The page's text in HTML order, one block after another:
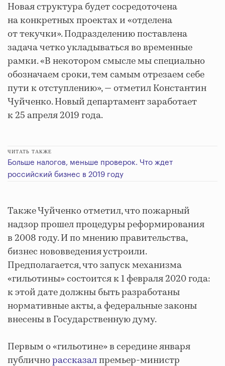
Новая структура будет сосредоточена
на конкретных проектах и «отделена
от текучки». Подразделению поставлена
задача четко укладываться во временные
рамки. «В некотором смысле мы специально
обозначаем сроки, тем самым отрезаем себе
пути к отступлению», — отметил Константин
Чуйченко. Новый департамент заработает
к 25 апреля 2019 года.
ЧИТАТЬ ТАКЖЕ
Больше налогов, меньше проверок. Что ждет
российский бизнес в 2019 году
Также Чуйченко отметил, что пожарный
надзор прошел процедуры реформирования
в 2008 году. И по мнению правительства,
бизнес нововведения устроили.
Предполагается, что запуск механизма
«гильотины» состоится к 1 февраля 2020 года:
к этой дате должны быть разработаны
нормативные акты, а федеральные законы
внесены в Государственную думу.
Первым о «гильотине» в середине января
публичнорассказалпремьер-министр